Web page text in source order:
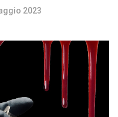
2023